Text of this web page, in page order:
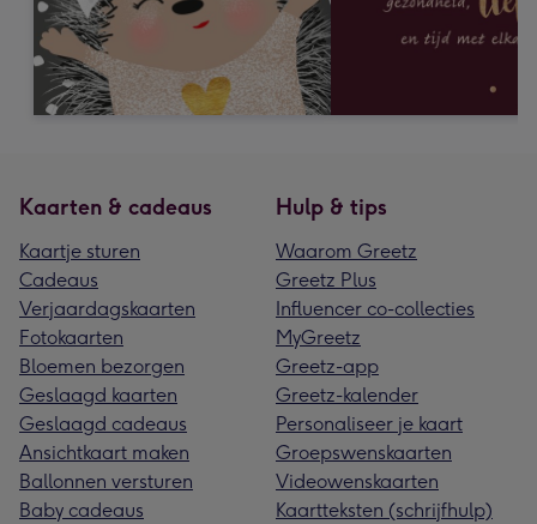
Kaarten & cadeaus
Kaartje sturen
Cadeaus
Verjaardagskaarten
Fotokaarten
Bloemen bezorgen
Geslaagd kaarten
Geslaagd cadeaus
Ansichtkaart maken
Ballonnen versturen
Baby cadeaus
Hulp & tips
Waarom Greetz
Greetz Plus
Influencer co-collecties
MyGreetz
Greetz-app
Greetz-kalender
Personaliseer je kaart
Groepswenskaarten
Videowenskaarten
Kaartteksten (schrijfhulp)